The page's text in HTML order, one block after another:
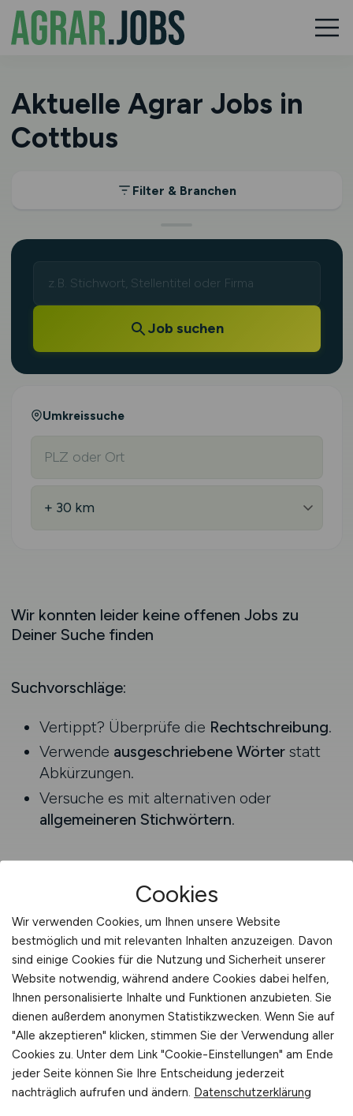
Aktuelle Agrar Jobs in
Cottbus
Filter & Branchen
Job suchen
Umkreissuche
Wir konnten leider keine offenen Jobs zu
Deiner Suche finden
Suchvorschläge:
Vertippt? Überprüfe die Rechtschreibung.
Verwende ausgeschriebene Wörterstatt
Abkürzungen.
Versuche es mit alternativen oder
allgemeineren Stichwörtern.
AGRAR.JOBS
4.117 Jobs in der Agrarwirtschaft, Landwirtschaft,
Cookies
Wir verwenden Cookies, um Ihnen unsere Website
bestmöglich und mit relevanten Inhalten anzuzeigen. Davon
sind einige Cookies für die Nutzung und Sicherheit unserer
Website notwendig, während andere Cookies dabei helfen,
Ihnen personalisierte Inhalte und Funktionen anzubieten. Sie
dienen außerdem anonymen Statistikzwecken. Wenn Sie auf
"Alle akzeptieren" klicken, stimmen Sie der Verwendung aller
Cookies zu. Unter dem Link "Cookie-Einstellungen" am Ende
jeder Seite können Sie Ihre Entscheidung jederzeit
nachträglich aufrufen und ändern. Datenschutzerklärung